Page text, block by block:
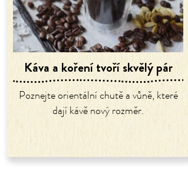
Káva a koření tvoří skvělý pár
Poznejte orientální chutě a vůně, které
dají kávě nový rozměr.